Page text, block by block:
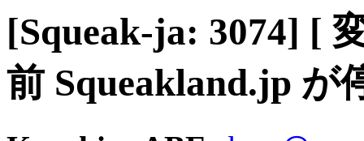
[Squeak-ja: 3074] [
前 Squeakland.jp が